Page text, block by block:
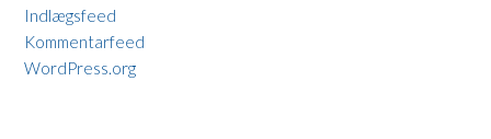
Indlægsfeed
Kommentarfeed
WordPress.org